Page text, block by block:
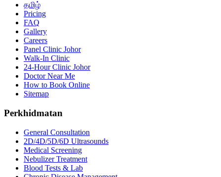
தமிழ்
Pricing
FAQ
Gallery
Careers
Panel Clinic Johor
Walk-In Clinic
24-Hour Clinic Johor
Doctor Near Me
How to Book Online
Sitemap
Perkhidmatan
General Consultation
2D/4D/5D/6D Ultrasounds
Medical Screening
Nebulizer Treatment
Blood Tests & Lab